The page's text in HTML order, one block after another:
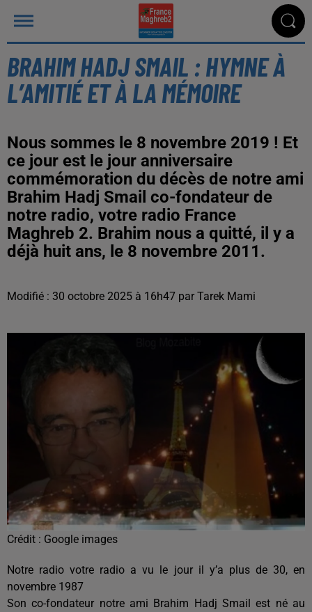
BRAHIM HADJ SMAIL : HYMNE À
L’AMITIÉ ET À LA MÉMOIRE
Nous sommes le 8 novembre 2019 ! Et
ce jour est le jour anniversaire
commémoration du décès de notre ami
Brahim Hadj Smail co-fondateur de
notre radio, votre radio France
Maghreb 2. Brahim nous a quitté, il y a
déjà huit ans, le 8 novembre 2011.
Modifié : 30 octobre 2025 à 16h47 par Tarek Mami
Crédit : Google images
Notre radio votre radio a vu le jour il y’a plus de 30, en
novembre 1987
Son co-fondateur notre ami Brahim Hadj Smail est né au